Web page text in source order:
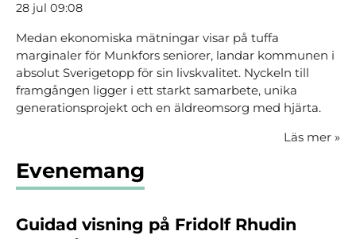
28 jul 09:08
Medan ekonomiska mätningar visar på tuffa
marginaler för Munkfors seniorer, landar kommunen i
absolut Sverigetopp för sin livskvalitet. Nyckeln till
framgången ligger i ett starkt samarbete, unika
generationsprojekt och en äldreomsorg med hjärta.
Läs mer »
Evenemang
Guidad visning på Fridolf Rhudin